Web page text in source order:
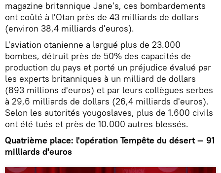
magazine britannique Jane's, ces bombardements
ont coûté à l'Otan près de 43 milliards de dollars
(environ 38,4 milliards d'euros).
L'aviation otanienne a largué plus de 23.000
bombes, détruit près de 50% des capacités de
production du pays et porté un préjudice évalué par
les experts britanniques à un milliard de dollars
(893 millions d'euros) et par leurs collègues serbes
à 29,6 milliards de dollars (26,4 milliards d'euros).
Selon les autorités yougoslaves, plus de 1.600 civils
ont été tués et près de 10.000 autres blessés.
Quatrième place: l'opération Tempête du désert — 91
milliards d'euros